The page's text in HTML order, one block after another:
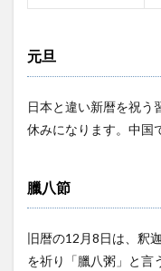
５月
６月
７月
8
9
９月
１０
月
元旦
日本と違い新暦を祝う
休みになります。中国
臘八節
旧暦の12月8日は、釈
を祈り「臘八粥」と言